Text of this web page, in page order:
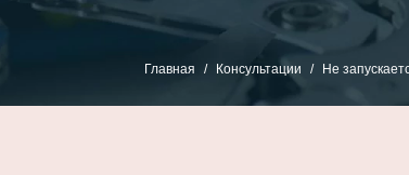
Главная Консультации Не